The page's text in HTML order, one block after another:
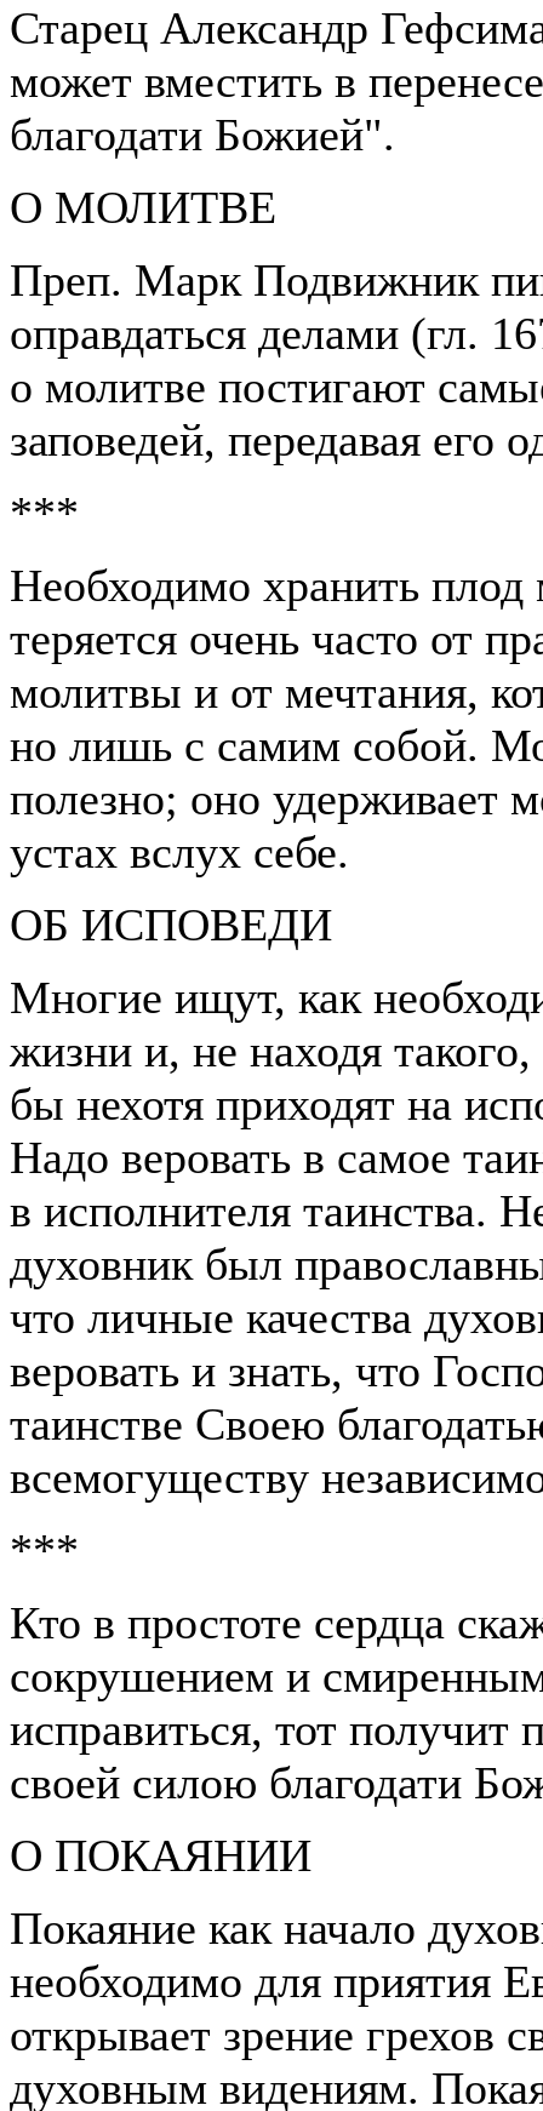
Старец Александр
может вместить в
благодати Божией".
О МОЛИТВЕ
Преп. Марк Подвижник
оправдаться делами (гл.
о молитве постигают
заповедей, передавая его
***
Необходимо хранить
теряется очень часто от
молитвы и от мечтания,
но лишь с самим собой.
полезно; оно удерживает
устах вслух себе.
ОБ ИСПОВЕДИ
Многие ищут, как
жизни и, не находя
бы нехотя приходят на
Надо веровать в самое
в исполнителя таинства.
духовник был
что личные качества
веровать и знать, что
таинстве Своею
всемогуществу
***
Кто в простоте сердца
сокрушением и
исправиться, тот
своей силою благодати
О ПОКАЯНИИ
Покаяние как начало
необходимо для приятия
открывает зрение грехов
духовным видениям.